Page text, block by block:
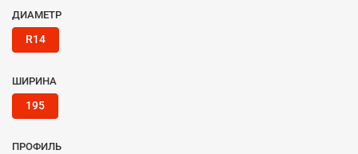
ДИАМЕТР
R14
ШИРИНА
195
ПРОФИЛЬ